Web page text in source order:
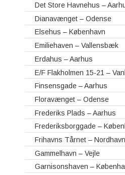
Det Store Havnehus –
Dianavænget – Odense
Elsehus – København
Emiliehaven – Vallensbæk
Erdahus – Aarhus
E/F Flakholmen 15-21 –
Finsensgade – Aarhus
Floravænget – Odense
Frederiks Plads – Aarhus
Frederiksborggade –
Frihavns Tårnet – Nordhavn
Gammelhavn – Vejle
Garnisonshaven –